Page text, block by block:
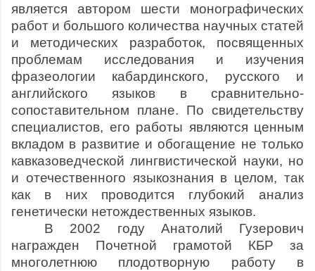
является автором шести монографических
работ и большого количества научных статей
и методических разработок, посвященных
проблемам исследования и изучения
фразеологии кабардинского, русского и
английского языков в сравнительно-
сопоставительном плане. По свидетельству
специалистов, его работы являются ценным
вкладом в развитие и обогащение не только
кавказоведческой лингвистической науки, но
и отечественного языкознания в целом, так
как в них проводится глубокий анализ
генетически нетождественных языков.
В 2002 году Анатолий Гузерович
награжден Почетной грамотой КБР за
многолетнюю плодотворную работу в